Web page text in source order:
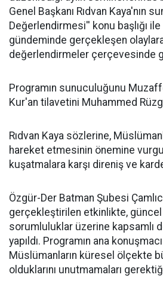
Genel Başkanı Rıdvan Kaya'nın
Değerlendirmesi'' konu başlığı
gündeminde gerçekleşen
değerlendirmeler çerçevesinde
Programın sunuculuğunu
Kur'an tilavetini Muhammed
Rıdvan Kaya sözlerine,
hareket etmesinin önemine
kuşatmalara karşı direniş ve
Özgür-Der Batman Şubesi
gerçekleştirilen etkinlikte,
sorumluluklar üzerine kapsamlı
yapıldı. Programın ana
Müslümanların küresel ölçekte
olduklarını unutmamaları